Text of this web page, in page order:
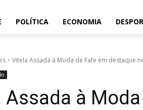
POLÍTICA ECONOMIA
Vitela Assada à Moda de Fafe em destaque
Assada à